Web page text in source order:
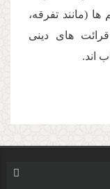
(مانند تفرقه،
هاى دینى
اند.